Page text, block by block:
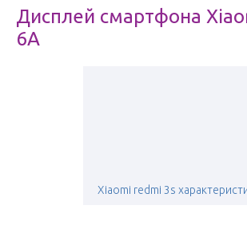
Дисплей смартфона
6A
Xiaomi redmi 3s